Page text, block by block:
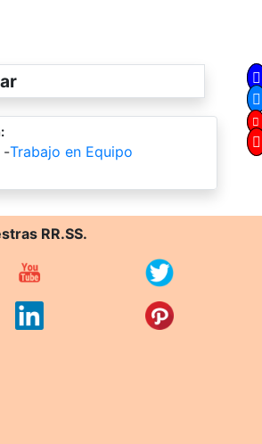
-Trabajo en Equipo
RR.SS.